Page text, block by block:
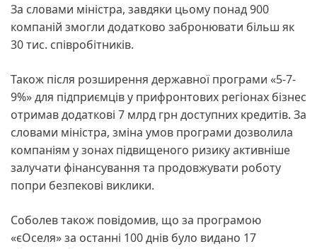
За словами міністра, завдяки цьому понад 900
компаній змогли додатково забронювати більш як
30 тис. співробітників.
Також після розширення державної програми «5-7-
9%» для підприємців у прифронтових регіонах бізнес
отримав додаткові 7 млрд грн доступних кредитів. За
словами міністра, зміна умов програми дозволила
компаніям у зонах підвищеного ризику активніше
залучати фінансування та продовжувати роботу
попри безпекові виклики.
Соболев також повідомив, що за програмою
«єОселя» за останні 100 днів було видано 17